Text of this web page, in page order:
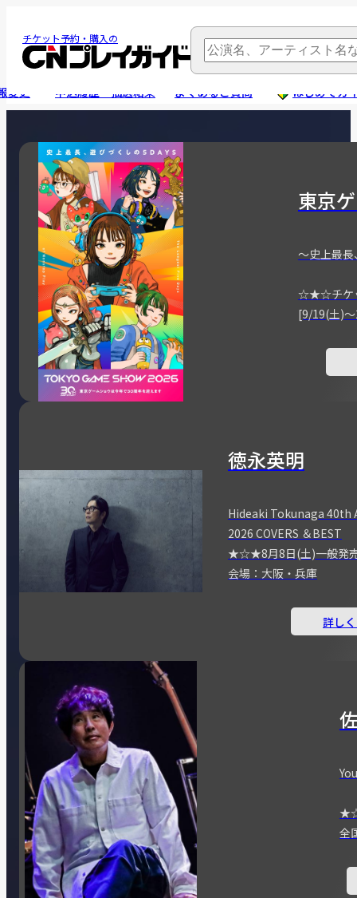
チケット予約・購入の
変更 申込履歴・抽選結果 よくあるご質問 はじめてガ
東京
～史上最長
☆★☆チケ
[9/19(土)
徳永英明
Hideaki Tokunaga 40th
2026 COVERS ＆BEST
★☆★8月8日(土)一般
会場：大阪・兵庫
詳し
全